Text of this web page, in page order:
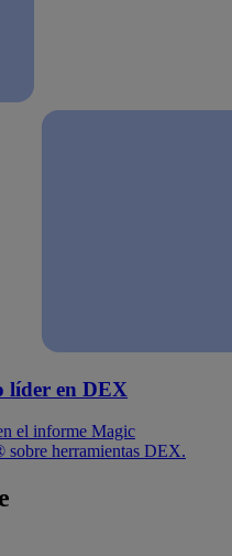
líder en DEX
el informe Magic
herramientas DEX.